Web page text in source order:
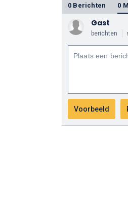
0 Berichten 0
Gast
berichten